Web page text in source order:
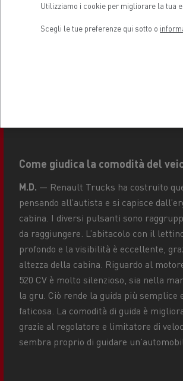
strada mi ha subito convinto. Inoltre,
differenza tra guidare a vuoto e a
L’attivazione automatica delle luci
sensazione di sicurezza. Inoltre, il
Come giudica la comodità del
M.D. — Renault Trucks ha costruito
pensando all’autista e si capisce
cabina. I diversi pulsanti sono
da raggiungere. L’abitacolo con il
profondo e la visibilità è eccellente,
altezza della cabina. Riguardo al
520 CV è molto silenzioso, sia nella
la gru. Ciò rende la guida più semplice
faticosa. La comodità di guida è
grazie al regolatore e limitatore di
sembra proprio di guidare
Utilizziamo i cookie per migliorare la tua
Scegli le tue preferenze qui sotto o